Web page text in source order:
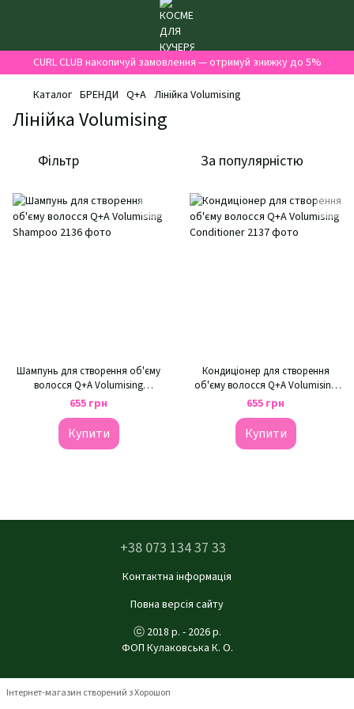
CURL CLUB накопичуй замовлення — отримуй знижку до 5%
Каталог БРЕНДИ Q+A Лінійка Volumising
Лінійка Volumising
Фільтр За популярністю
Шампунь для створення об'єму
волосся Q+A Volumising
Shampoo
655 грн
Купити
Кондиціонер для створення
об'єму волосся Q+A Volumising
Conditioner
655 грн
Купити
+38 073 134 37 33
Контактна інформація
Повна версія сайту
ⓒ 2018 р. - 2026 р.
ФОП Кулаковська К. О.
Інтернет-магазин створений з Хорошоп